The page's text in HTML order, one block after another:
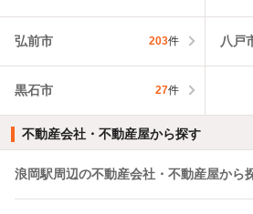
弘前市 203件 八戸
黒石市 27件
不動産会社・不動産屋から探す
浪岡駅周辺の不動産会社・不動産屋から